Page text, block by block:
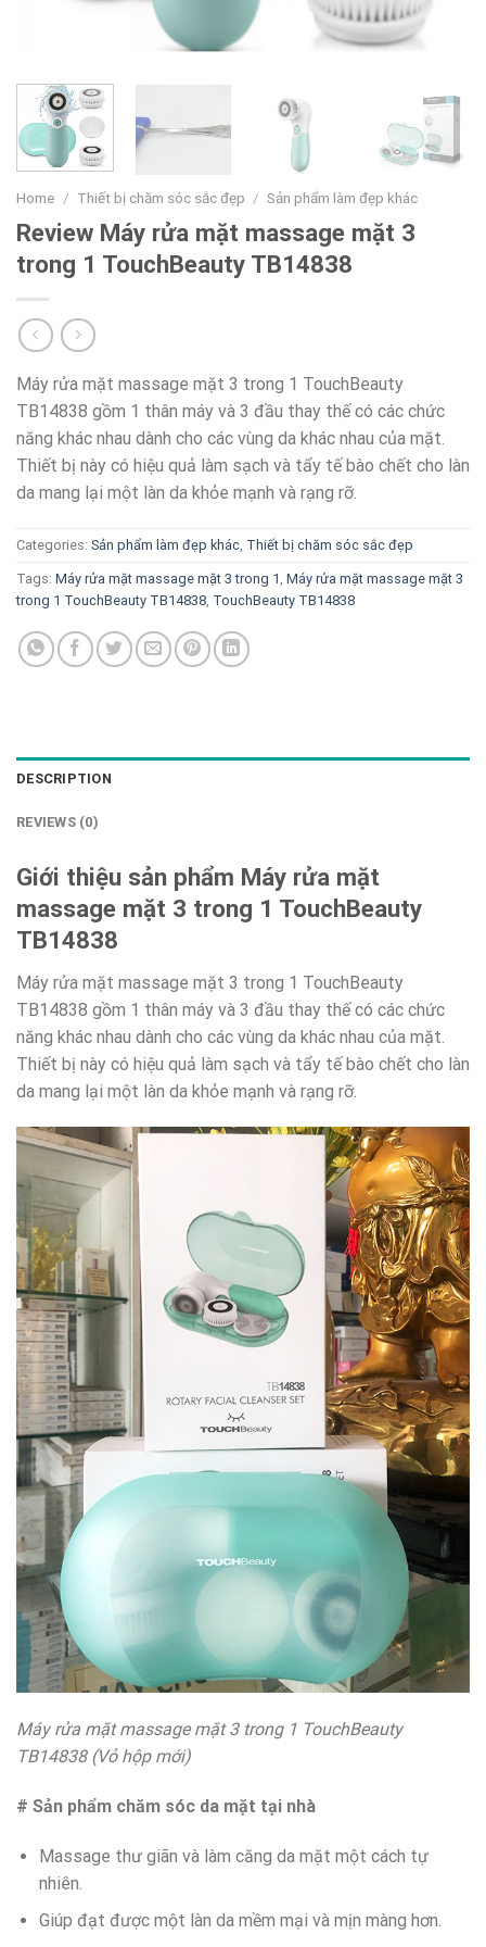
Home / Thiết bị chăm sóc sắc đẹp / Sản phẩm làm đẹp khác
Review Máy rửa mặt massage mặt 3
trong 1 TouchBeauty TB14838
Máy rửa mặt massage mặt 3 trong 1 TouchBeauty
TB14838 gồm 1 thân máy và 3 đầu thay thế có các chức
năng khác nhau dành cho các vùng da khác nhau của mặt.
Thiết bị này có hiệu quả làm sạch và tẩy tế bào chết cho làn
da mang lại một làn da khỏe mạnh và rạng rỡ.
Categories: Sản phẩm làm đẹp khác, Thiết bị chăm sóc sắc đẹp
Tags: Máy rửa mặt massage mặt 3 trong 1, Máy rửa mặt massage mặt 3
trong 1 TouchBeauty TB14838, TouchBeauty TB14838
DESCRIPTION
REVIEWS (0)
Giới thiệu sản phẩm Máy rửa mặt
massage mặt 3 trong 1 TouchBeauty
TB14838
Máy rửa mặt massage mặt 3 trong 1 TouchBeauty
TB14838 gồm 1 thân máy và 3 đầu thay thế có các chức
năng khác nhau dành cho các vùng da khác nhau của mặt.
Thiết bị này có hiệu quả làm sạch và tẩy tế bào chết cho làn
da mang lại một làn da khỏe mạnh và rạng rỡ.
Máy rửa mặt massage mặt 3 trong 1 TouchBeauty
TB14838 (Vỏ hộp mới)
# Sản phẩm chăm sóc da mặt tại nhà
Massage thư giãn và làm căng da mặt một cách tự
nhiên.
Giúp đạt được một làn da mềm mại và mịn màng hơn.